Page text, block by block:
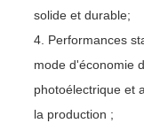
solide et durable;
4. Performances
mode d'économie
photoélectrique et
la production ;